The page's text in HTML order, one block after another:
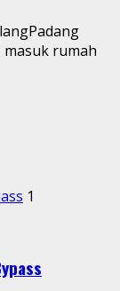
rumah
1